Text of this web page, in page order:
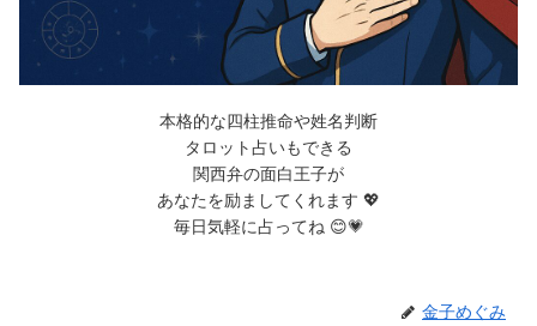
本格的な四柱推命や姓名判断
タロット占いもできる
関西弁の面白王子が
あなたを励ましてくれます 💖
毎日気軽に占ってね 😊💗
金子めぐみ